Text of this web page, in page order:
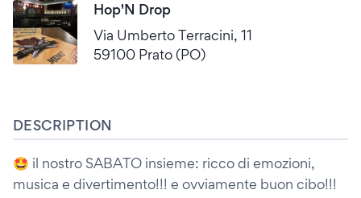
Hop'N Drop
Via Umberto Terracini, 11
59100 Prato (PO)
DESCRIPTION
🤩 il nostro SABATO insieme: ricco di emozioni,
musica e divertimento!!! e ovviamente buon cibo!!!